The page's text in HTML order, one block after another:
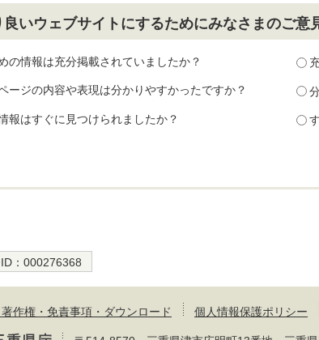
良いウェブサイトにするためにみなさまのご意
の情報は充分掲載されていましたか？
ージの内容や表現は分かりやすかったですか？
報はすぐに見つけられましたか？
： 000276368
著作権・免責事項・ダウンロード 個人情報保護ポリシー